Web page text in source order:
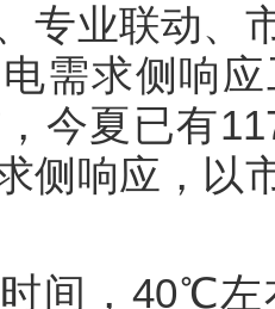
专业联动、
需求侧响
今夏已有
侧响应，以
间，40℃左